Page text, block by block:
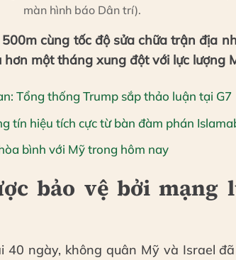
màn hình báo Dân trí).
cùng tốc độ sửa chữa trận địa
một tháng xung đột với lực lượng
Tổng thống Trump sắp thảo luận tại G7
tín hiệu tích cực từ bàn đàm phán
bình với Mỹ trong hôm nay
bảo vệ bởi mạng
40 ngày, không quân Mỹ và Israel